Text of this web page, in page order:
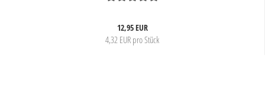
12,95 EUR
4,32 EUR pro Stück